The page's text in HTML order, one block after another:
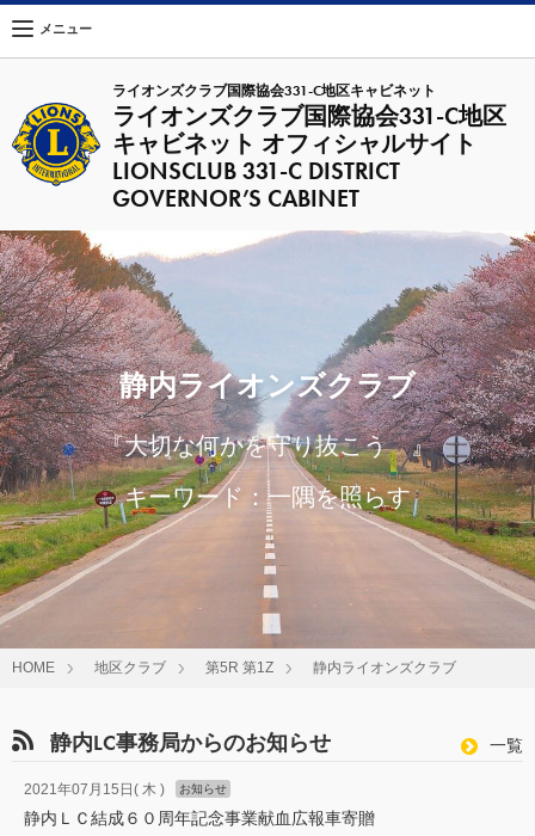
ライオンズクラブ国際協会331-C地区キャビネット
ライオンズクラブ国際協会331-C地区
キャビネット オフィシャルサイト
LIONSCLUB 331-C DISTRICT
GOVERNOR’S CABINET
メニュー
静内ライオンズクラブ
『大切な何かを守り抜こう 』
キーワード：一隅を照らす
HOME 地区クラブ 第5R 第1Z 静内ライオンズクラブ
静内LC事務局からのお知らせ
函
一覧
2021年07月15日( 木 ) お知らせ
静内ＬＣ結成６０周年記念事業献血広報車寄贈